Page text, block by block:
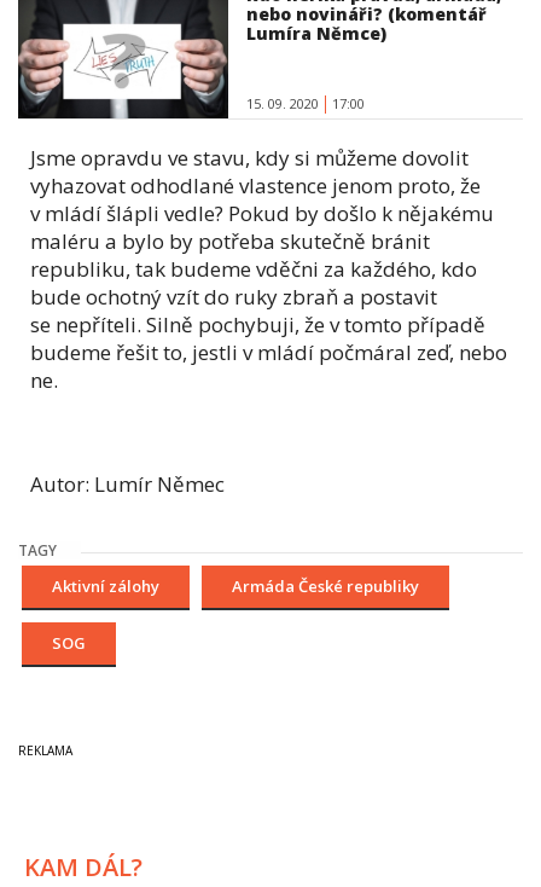
nebo novináři? (komentář
Lumíra Němce)
15. 09. 2020 17:00
Jsme opravdu ve stavu, kdy si můžeme dovolit
vyhazovat odhodlané vlastence jenom proto, že
v mládí šlápli vedle? Pokud by došlo k nějakému
maléru a bylo by potřeba skutečně bránit
republiku, tak budeme vděčni za každého, kdo
bude ochotný vzít do ruky zbraň a postavit
se nepříteli. Silně pochybuji, že v tomto případě
budeme řešit to, jestli v mládí počmáral zeď, nebo
ne.
Autor: Lumír Němec
TAGY
Aktivní zálohy Armáda České republiky
SOG
KAM DÁL?